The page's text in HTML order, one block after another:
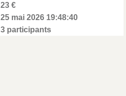
23 €
25 mai 2026 19:48:40
3 participants